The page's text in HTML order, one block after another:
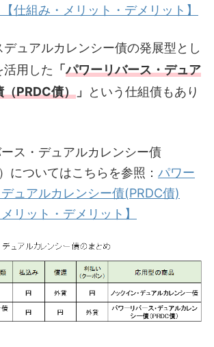
仕組み・メリット・デメリット】
デュアルカレンシー債の発展型とし
活用した 「パワーリバース・デュア
（PRDC債） 」
という仕組債もあり
ス・デュアルカレンシー債
についてはこちらを参照： パワー
ュアルカレンシー債(PRDC債)
メリット・デメリット】